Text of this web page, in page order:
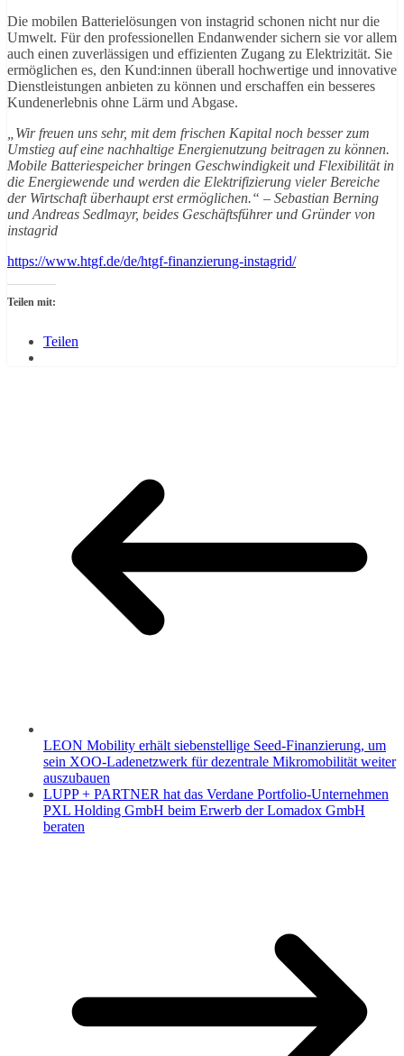
Die mobilen Batterielösungen von instagrid schonen nicht nur die
Umwelt. Für den professionellen Endanwender sichern sie vor allem
auch einen zuverlässigen und effizienten Zugang zu Elektrizität. Sie
ermöglichen es, den Kund:innen überall hochwertige und innovative
Dienstleistungen anbieten zu können und erschaffen ein besseres
Kundenerlebnis ohne Lärm und Abgase.
„Wir freuen uns sehr, mit dem frischen Kapital noch besser zum
Umstieg auf eine nachhaltige Energienutzung beitragen zu können.
Mobile Batteriespeicher bringen Geschwindigkeit und Flexibilität in
die Energiewende und werden die Elektrifizierung vieler Bereiche
der Wirtschaft überhaupt erst ermöglichen.“ – Sebastian Berning
und Andreas Sedlmayr, beides Geschäftsführer und Gründer von
instagrid
https://www.htgf.de/de/htgf-finanzierung-instagrid/
Teilen mit:
Teilen
LEON Mobility erhält siebenstellige Seed-Finanzierung, um
sein XOO-Ladenetzwerk für dezentrale Mikromobilität weiter
auszubauen
LUPP + PARTNER hat das Verdane Portfolio-Unternehmen
PXL Holding GmbH beim Erwerb der Lomadox GmbH
beraten